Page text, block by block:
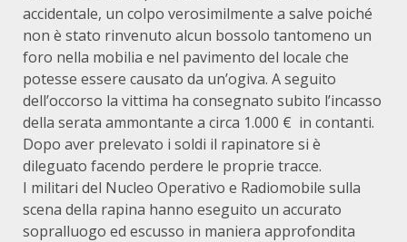
accidentale, un colpo verosimilmente a salve poiché
non è stato rinvenuto alcun bossolo tantomeno un
foro nella mobilia e nel pavimento del locale che
potesse essere causato da un’ogiva. A seguito
dell’occorso la vittima ha consegnato subito l’incasso
della serata ammontante a circa 1.000 € in contanti.
Dopo aver prelevato i soldi il rapinatore si è
dileguato facendo perdere le proprie tracce.
I militari del Nucleo Operativo e Radiomobile sulla
scena della rapina hanno eseguito un accurato
sopralluogo ed escusso in maniera approfondita